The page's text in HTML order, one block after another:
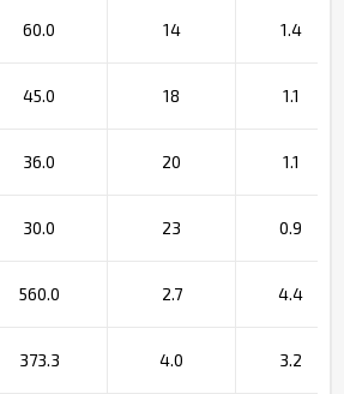
60.0 14 1.4
45.0 18 1.1
36.0 20 1.1
30.0 23 0.9
560.0 2.7 4.4
373.3 4.0 3.2